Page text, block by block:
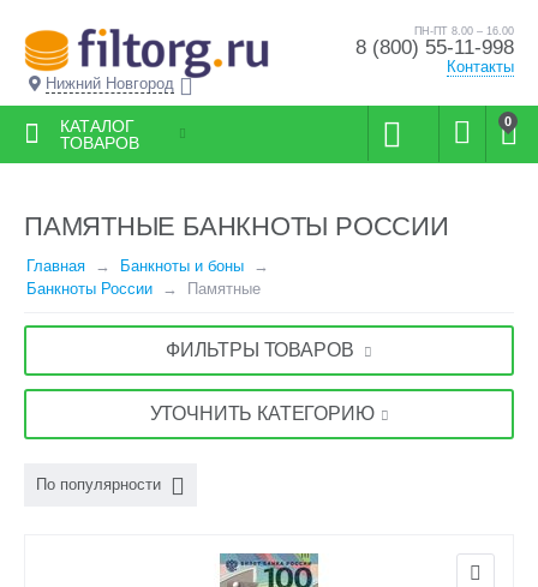
Нижний Новгород
ПН-ПТ 8.00 – 16.00
8 (800) 55-11-998
Контакты
0
КАТАЛОГ
ТОВАРОВ
ПАМЯТНЫЕ БАНКНОТЫ РОССИИ
Главная
Банкноты и боны
Банкноты России
Памятные
ФИЛЬТРЫ ТОВАРОВ
УТОЧНИТЬ КАТЕГОРИЮ
По популярности